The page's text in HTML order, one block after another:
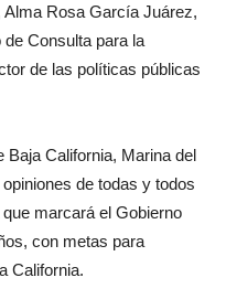
Rosa García Juárez,
Consulta para la
de las políticas públicas
Baja California, Marina del
de todas y todos
marcará el Gobierno
con metas para
California.